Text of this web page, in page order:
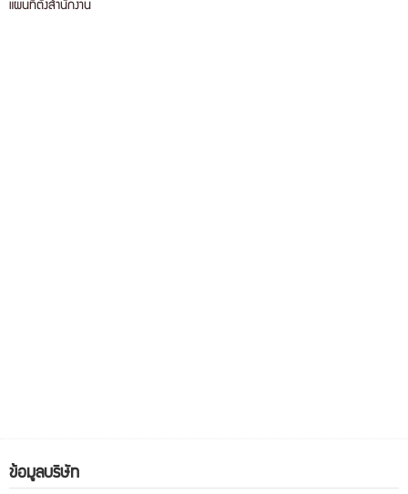
แผนที่ตั้งสำนักงาน
ข้อมูลบริษัท